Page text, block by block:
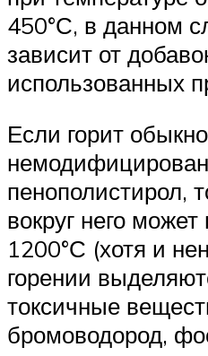
450°С, в данном
зависит от
использованных
Если горит
пенополистирол,
вокруг него
1200°С (хотя и
горении
токсичные
бромоводород,